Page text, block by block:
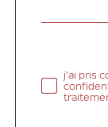
j'ai pris